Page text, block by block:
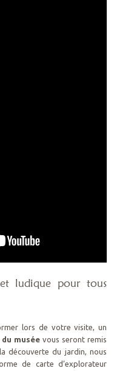
ludique pour tous
lors de votre visite, un
musée vous seront remis
découverte du jardin, nous
de carte d’explorateur